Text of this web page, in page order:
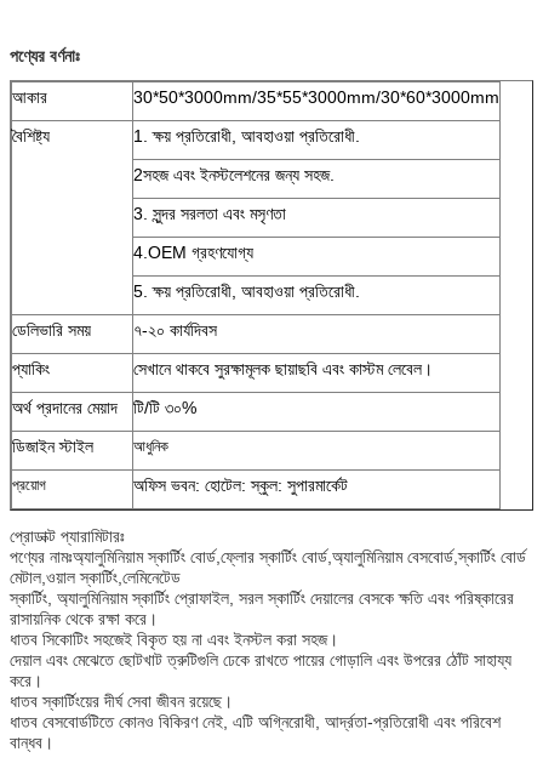
পণ্যের বর্ণনাঃ
আকার
30*50*3000mm/35*55*3000mm/30*60*3000mm
বৈশিষ্ট্য
1. ক্ষয় প্রতিরোধী, আবহাওয়া প্রতিরোধী.
2সহজ এবং ইনস্টলেশনের জন্য সহজ.
3. সুন্দর সরলতা এবং মসৃণতা
4.OEM গ্রহণযোগ্য
5. ক্ষয় প্রতিরোধী, আবহাওয়া প্রতিরোধী.
ডেলিভারি সময়
৭-২০ কার্যদিবস
প্যাকিং
সেখানে থাকবে সুরক্ষামূলক ছায়াছবি এবং কাস্টম লেবেল।
অর্থ প্রদানের মেয়াদ
টি/টি ৩০%
ডিজাইন স্টাইল
আধুনিক
প্রয়োগ অফিস ভবন: হোটেল: স্কুল: সুপারমার্কেট
প্রোডাক্ট প্যারামিটারঃ
পণ্যের নামঃঅ্যালুমিনিয়াম স্কার্টিং বোর্ড,ফ্লোর স্কার্টিং বোর্ড,অ্যালুমিনিয়াম বেসবোর্ড,স্কার্টিং বোর্ড
মেটাল,ওয়াল স্কার্টিং,লেমিনেটেড
স্কার্টিং, অ্যালুমিনিয়াম স্কার্টিং প্রোফাইল, সরল স্কার্টিং দেয়ালের বেসকে ক্ষতি এবং পরিষ্কারের
রাসায়নিক থেকে রক্ষা করে।
ধাতব সিকোটিং সহজেই বিকৃত হয় না এবং ইনস্টল করা সহজ।
দেয়াল এবং মেঝেতে ছোটখাট ত্রুটিগুলি ঢেকে রাখতে পায়ের গোড়ালি এবং উপরের ঠোঁট সাহায্য
করে।
ধাতব স্কার্টিংয়ের দীর্ঘ সেবা জীবন রয়েছে।
ধাতব বেসবোর্ডটিতে কোনও বিকিরণ নেই, এটি অগ্নিরোধী, আর্দ্রতা-প্রতিরোধী এবং পরিবেশ
বান্ধব।